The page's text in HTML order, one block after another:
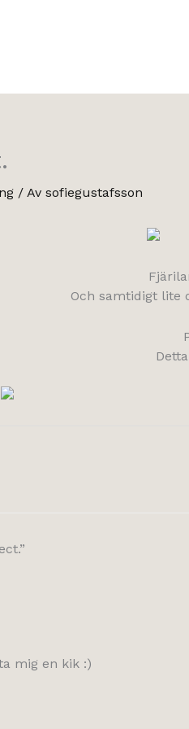
/ Av sofiegustafsson
Och samtidigt lite
mig en kik :)